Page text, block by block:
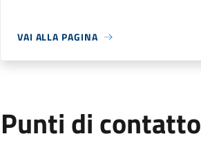
VAI ALLA PAGINA
Punti di contatto